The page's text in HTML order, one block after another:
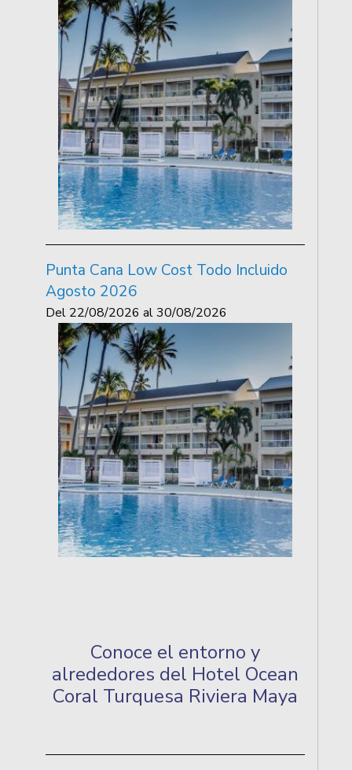
Punta Cana Low Cost Todo Incluido
Agosto 2026
Del 22/08/2026 al30/08/2026
Conoce el entorno y
alrededores del Hotel Ocean
Coral Turquesa Riviera Maya